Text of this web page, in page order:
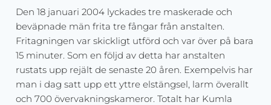
Den 18 januari 2004 lyckades tre maskerade och
beväpnade män frita tre fångar från anstalten.
Fritagningen var skickligt utförd och var över på bara
15 minuter. Som en följd av detta har anstalten
rustats upp rejält de senaste 20 åren. Exempelvis har
man i dag satt upp ett yttre elstängsel, larm överallt
och 700 övervakningskameror. Totalt har Kumla